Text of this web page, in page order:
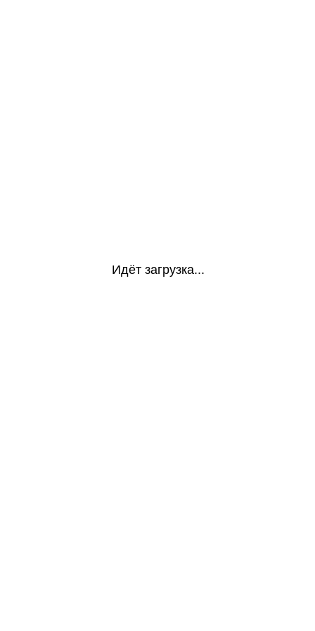
Идёт загрузка...